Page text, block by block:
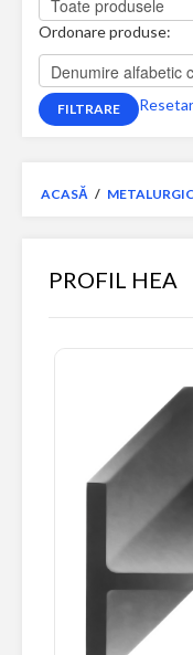
Ordonare produse:
ACASĂ /
PROFIL HEA